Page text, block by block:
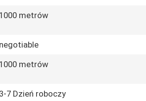
1000 metrów
negotiable
1000 metrów
3-7 Dzień roboczy